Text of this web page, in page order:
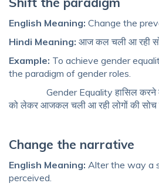
English Meaning: Change the
Hindi Meaning: आज कल चली आ रही
Example: To achieve gender
the paradigm of gender roles.
Gender Equality हासिल करने के
को लेकर आजकल चली आ रही लोगों की
Change the narrative
English Meaning: Alter the way a
perceived.